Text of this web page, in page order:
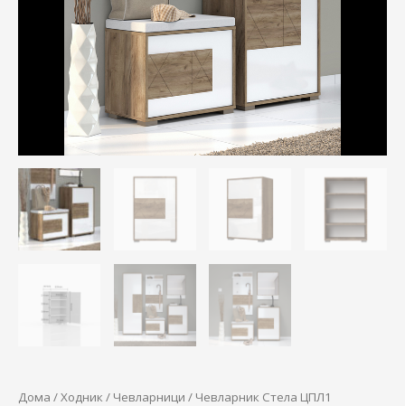
Дома /Ходник / Чевларници / Чевларник Стела ЦПЛ1